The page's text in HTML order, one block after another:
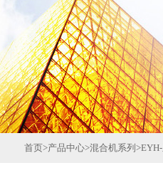
首页>产品中心>混合机系列 >